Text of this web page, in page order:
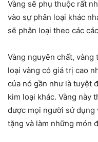
Vàng sẽ phụ thuộc rất
vào sự phân loại khác
sẽ phân loại theo các
Vàng nguyên chất, vàng
loại vàng có giá trị cao
của nó gần như là tuyệt
kim loại khác. Vàng này
được mọi người sử dụng
tặng và làm những món